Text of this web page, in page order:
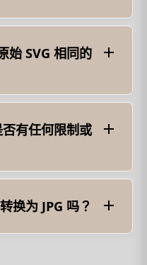
必需格式的环境中使
。
始 SVG 相同的
复杂性等因素而有所
失，尤其是当 SVG
否有任何限制或
何文本或精细细节以
何版权或许可限
换为 JPG 吗？
JPG 中。在这种情况